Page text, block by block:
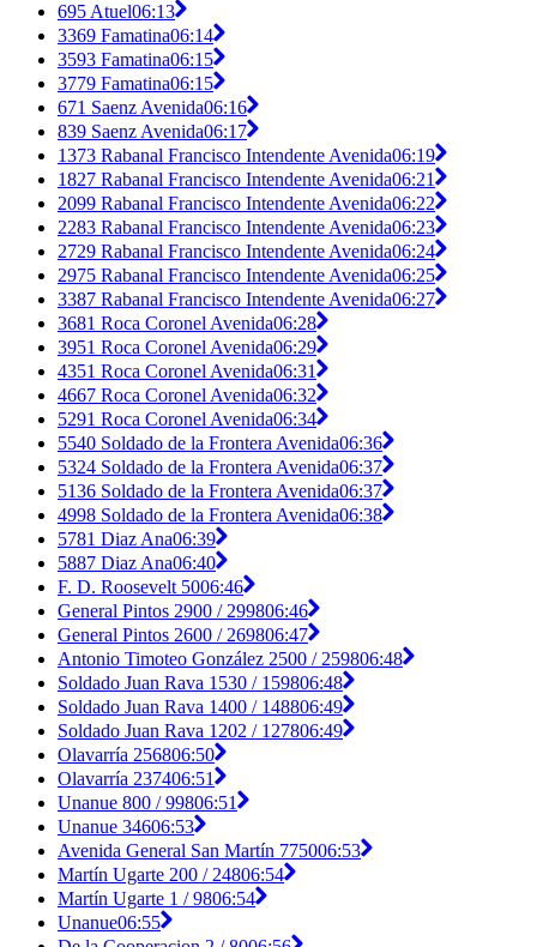
695 Atuel06:13
3369 Famatina06:14
3593 Famatina06:15
3779 Famatina06:15
671 Saenz Avenida06:16
839 Saenz Avenida06:17
1373 Rabanal Francisco Intendente Avenida06:19
1827 Rabanal Francisco Intendente Avenida06:21
2099 Rabanal Francisco Intendente Avenida06:22
2283 Rabanal Francisco Intendente Avenida06:23
2729 Rabanal Francisco Intendente Avenida06:24
2975 Rabanal Francisco Intendente Avenida06:25
3387 Rabanal Francisco Intendente Avenida06:27
3681 Roca Coronel Avenida06:28
3951 Roca Coronel Avenida06:29
4351 Roca Coronel Avenida06:31
4667 Roca Coronel Avenida06:32
5291 Roca Coronel Avenida06:34
5540 Soldado de la Frontera Avenida06:36
5324 Soldado de la Frontera Avenida06:37
5136 Soldado de la Frontera Avenida06:37
4998 Soldado de la Frontera Avenida06:38
5781 Diaz Ana06:39
5887 Diaz Ana06:40
F. D. Roosevelt 5006:46
General Pintos 2900 / 299806:46
General Pintos 2600 / 269806:47
Antonio Timoteo González 2500 / 259806:48
Soldado Juan Rava 1530 / 159806:48
Soldado Juan Rava 1400 / 148806:49
Soldado Juan Rava 1202 / 127806:49
Olavarría 256806:50
Olavarría 237406:51
Unanue 800 / 99806:51
Unanue 34606:53
Avenida General San Martín 775006:53
Martín Ugarte 200 / 24806:54
Martín Ugarte 1 / 9806:54
Unanue06:55